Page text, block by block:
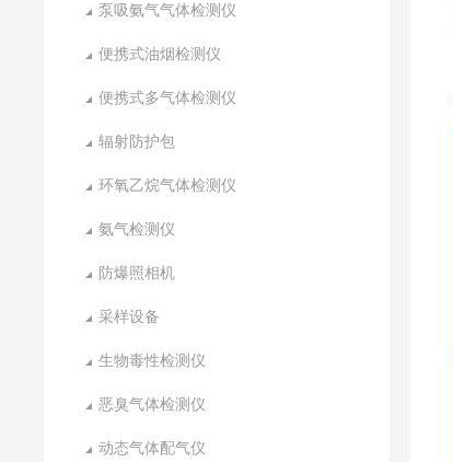
泵吸氨气气体检测仪
便携式油烟检测仪
便携式多气体检测仪
辐射防护包
环氧乙烷气体检测仪
氨气检测仪
防爆照相机
采样设备
生物毒性检测仪
恶臭气体检测仪
动态气体配气仪